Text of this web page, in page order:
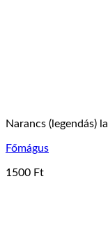
Narancs (legendás)
Főmágus
1500 Ft